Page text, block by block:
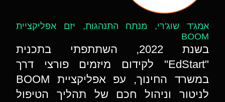
אמג'ד שוג'רי, מנתח התנהגות, יזם אפליקציית
BOOM
בשנת 2022, השתתפתי בתכנית
"EdStart" לקידום מיזמים פורצי דרך
במשרד החינוך, עפ אפליקציית BOOM
לניטור וניהול חכם של תהליך הטיפול